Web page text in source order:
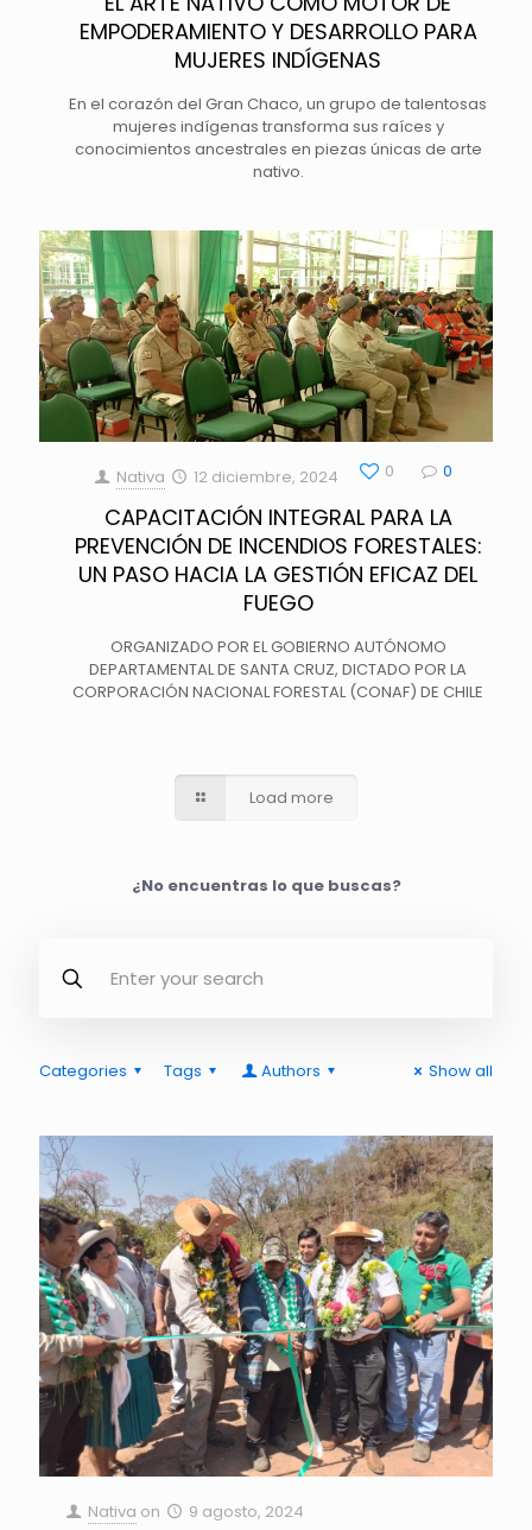
EMPODERAMIENTO Y DESARROLLO PARA
MUJERES INDÍGENAS
En el corazón del Gran Chaco, un grupo de talentosas
mujeres indígenas transforma sus raíces y
conocimientos ancestrales en piezas únicas de arte
nativo.
Nativa 12 diciembre, 2024 0 0
CAPACITACIÓN INTEGRAL PARA LA
PREVENCIÓN DE INCENDIOS FORESTALES:
UN PASO HACIA LA GESTIÓN EFICAZ DEL
FUEGO
ORGANIZADO POR EL GOBIERNO AUTÓNOMO
DEPARTAMENTAL DE SANTA CRUZ, DICTADO POR LA
CORPORACIÓN NACIONAL FORESTAL (CONAF) DE CHILE
Load more
¿No encuentras lo que buscas?
Categories Tags Authors Show all
Nativa on
9 agosto, 2024